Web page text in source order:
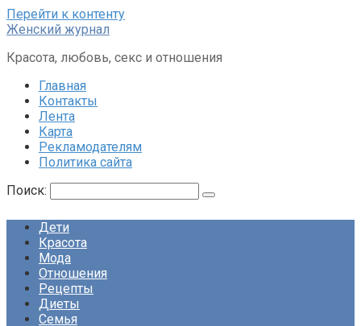
Перейти к контенту
Женский журнал
Красота, любовь, секс и отношения
Главная
Контакты
Лента
Карта
Рекламодателям
Политика сайта
Поиск:
Дети
Красота
Мода
Отношения
Рецепты
Диеты
Семья